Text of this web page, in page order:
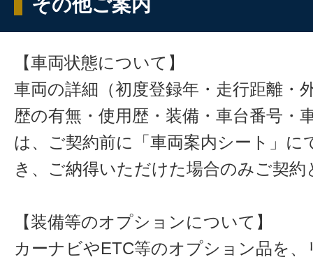
【車両状態について】
車両の詳細（初度登録年・走行距離・
歴の有無・使用歴・装備・車台番号・
は、ご契約前に「車両案内シート」に
き、ご納得いただけた場合のみご契約
【装備等のオプションについて】
カーナビやETC等のオプション品を、